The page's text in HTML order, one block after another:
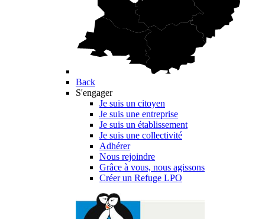
Back
S'engager
Je suis un citoyen
Je suis une entreprise
Je suis un établissement
Je suis une collectivité
Adhérer
Nous rejoindre
Grâce à vous, nous agissons
Créer un Refuge LPO